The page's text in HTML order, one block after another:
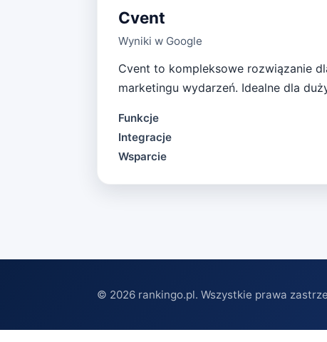
Cvent
Wyniki w Google
Cvent to kompleksowe rozwiązanie
marketingu wydarzeń. Idealne dla
Funkcje
Integracje
Wsparcie
© 2026 rankingo.pl. Wszystkie prawa